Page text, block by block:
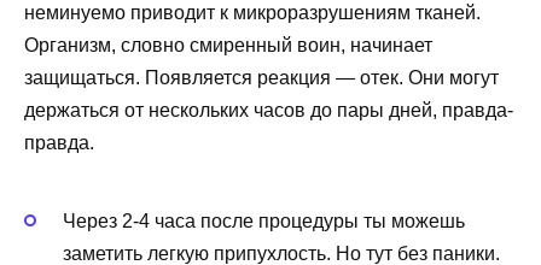
неминуемо приводит к микроразрушениям тканей.
Организм, словно смиренный воин, начинает
защищаться. Появляется реакция — отек. Они могут
держаться от нескольких часов до пары дней, правда-
правда.
Через 2-4 часа после процедуры ты можешь
заметить легкую припухлость. Но тут без паники.